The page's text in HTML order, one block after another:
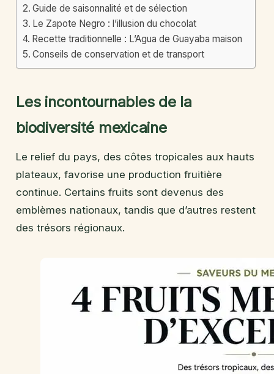
Guide de saisonnalité et de sélection
Le Zapote Negro : l’illusion du chocolat
Recette traditionnelle : L’Agua de Guayaba maison
Conseils de conservation et de transport
Les incontournables de la
biodiversité mexicaine
Le relief du pays, des côtes tropicales aux hauts
plateaux, favorise une production fruitière
continue. Certains fruits sont devenus des
emblèmes nationaux, tandis que d’autres restent
des trésors régionaux.